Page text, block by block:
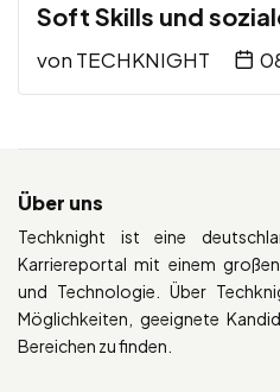
Soft Skills und
von TECHKNIGHT
Über uns
Techknight ist eine
Karriereportal mit einem
und Technologie. Über
Möglichkeiten, geeignete
Bereichen zu finden.